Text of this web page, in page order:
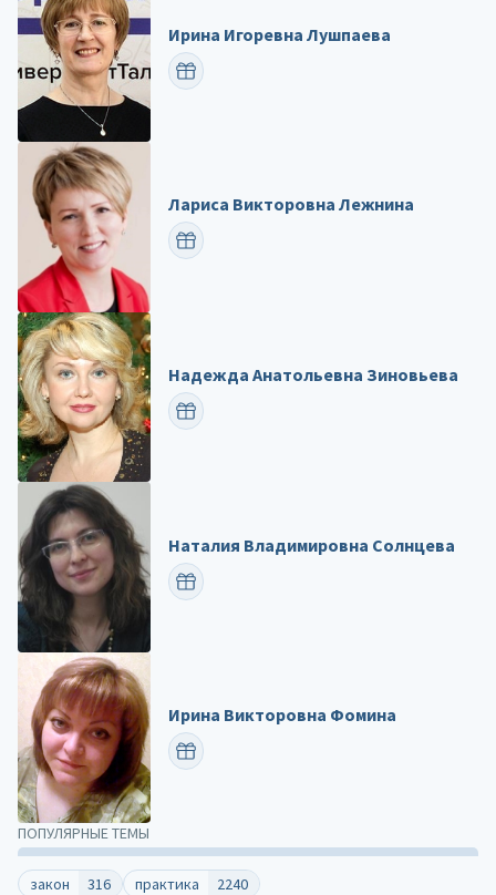
ПОПУЛЯРНЫЕ ТЕМЫ
закон 316 практика
2240
Ирина Игоревна Лушпаева
ПОЗДРАВИТЬ
Лариса Викторовна Лежнина
ПОЗДРАВИТЬ
Надежда Анатольевна Зиновьева
ПОЗДРАВИТЬ
Наталия Владимировна Солнцева
ПОЗДРАВИТЬ
Ирина Викторовна Фомина
ПОЗДРАВИТЬ